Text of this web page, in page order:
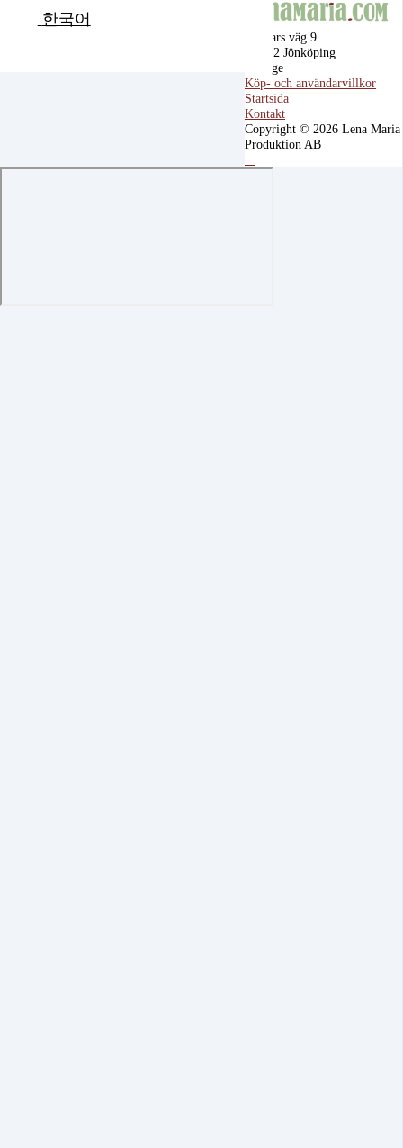
한국어
Ragnars väg 9
555 92 Jönköping
Sverige
Köp- och användarvillkor
Startsida
Kontakt
Copyright © 2026 Lena Maria
Produktion AB